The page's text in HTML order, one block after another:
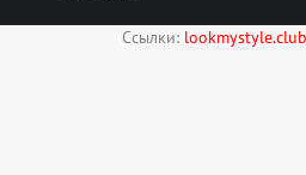
Ссылки: lookmystyle.club